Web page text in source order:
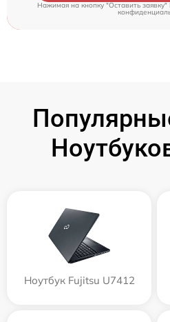
Нажимая на кнопку "Оставить
Ноутбук Fujitsu U7412